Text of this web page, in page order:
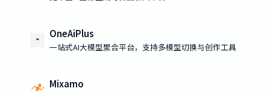
OneAiPlus
一站式AI大模型聚合平台，支持多模型切换与创作工具
Mixamo